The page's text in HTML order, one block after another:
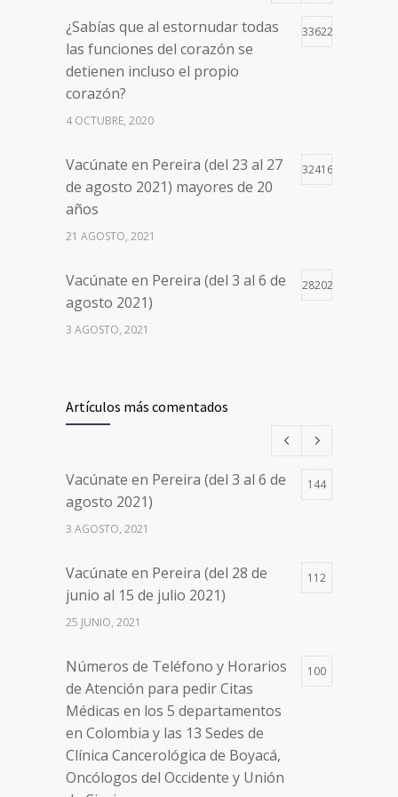
¿Sabías que al estornudar todas
las funciones del corazón se
detienen incluso el propio
corazón?
33622
4 OCTUBRE, 2020
Vacúnate en Pereira (del 23 al 27
de agosto 2021) mayores de 20
años
32416
21 AGOSTO, 2021
Vacúnate en Pereira (del 3 al 6 de
agosto 2021)
28202
3 AGOSTO, 2021
de agosto 2021) mayores de 20
años
Números de Teléfono y Horarios
de Atención para pedir Citas
Médicas en los 5 departamentos
Clínica Cancerológica de Boyacá,
Oncólogos del Occidente y Unión
de Cirujanos
Artículos más comentados
Vacúnate en Pereira (del 3 al 6 de
agosto 2021)
144
3 AGOSTO, 2021
Vacúnate en Pereira (del 28 de
junio al 15 de julio 2021)
112
25 JUNIO, 2021
Números de Teléfono y Horarios
de Atención para pedir Citas
Médicas en los 5 departamentos
en Colombia y las 13 Sedes de
Clínica Cancerológica de Boyacá,
Oncólogos del Occidente y Unión
100